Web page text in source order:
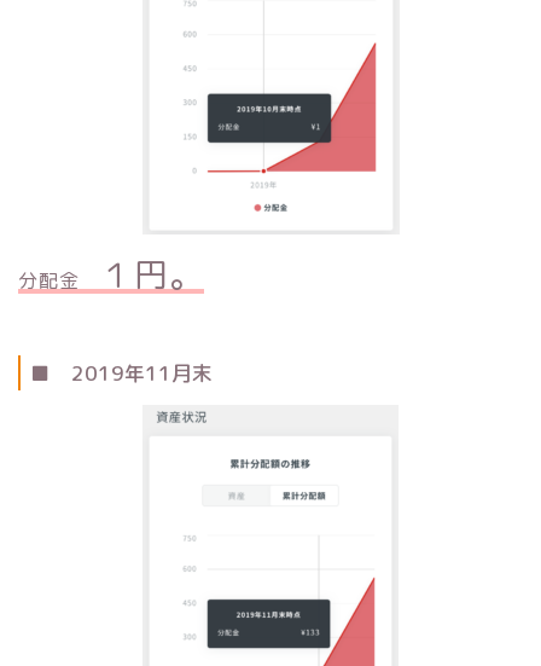
分配金 １円。
■ 2019年11月末